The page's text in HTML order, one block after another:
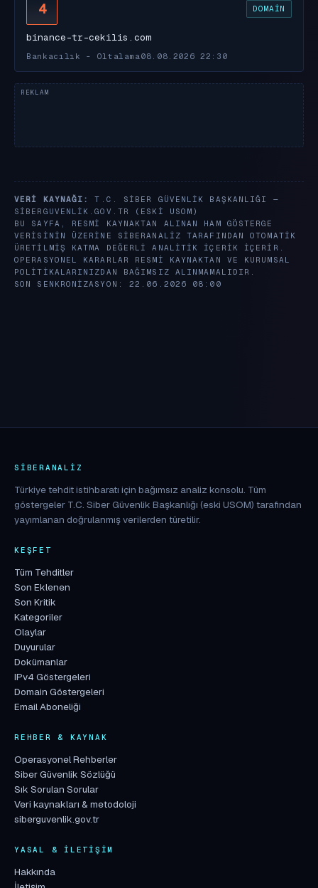
4 DOMAIN
binance-tr-cekilis.com
Bankacılık - Oltalama 08.08.2026 22:30
VERI KAYNAĞI:
T.C. SIBER GÜVENLIK BAŞKANLIĞI —
SIBERGUVENLIK.GOV.TR
(ESKI USOM)
BU SAYFA, RESMI KAYNAKTAN ALINAN HAM GÖSTERGE
VERISININ ÜZERINE SIBERANALIZ TARAFINDAN OTOMATIK
ÜRETILMIŞ KATMA DEĞERLI ANALITIK IÇERIK IÇERIR.
OPERASYONEL KARARLAR RESMI KAYNAKTAN VE KURUMSAL
POLITIKALARINIZDAN BAĞIMSIZ ALINMAMALIDIR.
SON SENKRONIZASYON: 22.06.2026 08:00
SIBERANALIZ
Türkiye tehdit istihbaratı için bağımsız analiz konsolu. Tüm
göstergeler T.C. Siber Güvenlik Başkanlığı (eski USOM) tarafından
yayımlanan doğrulanmış verilerden türetilir.
KEŞFET
Tüm Tehditler
Son Eklenen
Son Kritik
Kategoriler
Olaylar
Duyurular
Dokümanlar
IPv4 Göstergeleri
Domain Göstergeleri
Email Aboneliği
REHBER & KAYNAK
Operasyonel Rehberler
Siber Güvenlik Sözlüğü
Sık Sorulan Sorular
Veri kaynakları & metodoloji
siberguvenlik.gov.tr
YASAL & İLETIŞIM
Hakkında